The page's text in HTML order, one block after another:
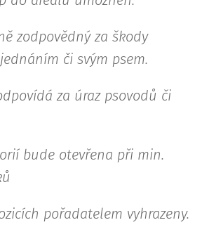
zodpovědný za škody
či svým psem.
za úraz psovodů či
bude otevřena při min.
pořadatelem vyhrazeny.